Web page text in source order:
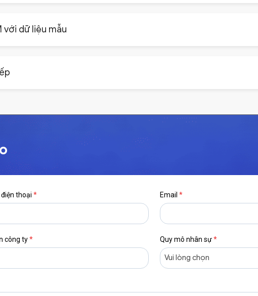
với dữ liệu mẫu
điện thoại * Email *
công ty * Quy mô nhân sự *